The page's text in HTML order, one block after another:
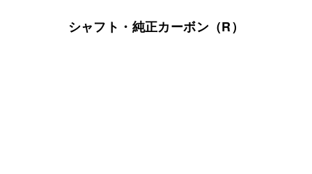
シャフト・純正カーボン（R）